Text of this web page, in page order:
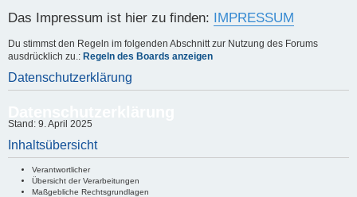
Das Impressum ist hier zu finden: IMPRESSUM
Du stimmst den Regeln im folgenden Abschnitt zur Nutzung des Forums
ausdrücklich zu.: Regeln des Boards anzeigen
Datenschutzerklärung
Stand: 9. April 2025
Inhaltsübersicht
Verantwortlicher
Übersicht der Verarbeitungen
Maßgebliche Rechtsgrundlagen